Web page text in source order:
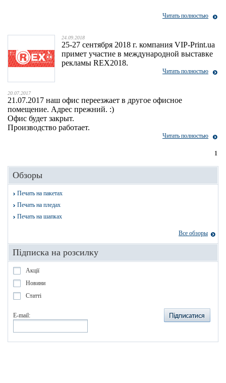
Читать полностью
24.09.2018
25-27 сентября 2018 г. компания VIP-Print.ua
примет участие в международной выставке
рекламы REX2018.
Читать полностью
20.07.2017
21.07.2017 наш офис переезжает в другое офисное
помещение. Адрес прежний. :)
Офис будет закрыт.
Производство работает.
Читать полностью
1
Обзоры
Печать на пакетах
Печать на пледах
Печать на шапках
Все обзоры
Підписка на розсилку
Акції
Новини
Статті
E-mail: